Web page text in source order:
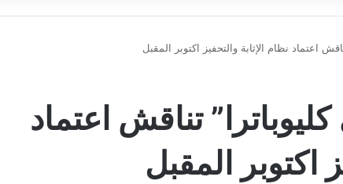
اعتماد نظام الإثابة والتحفيز اكتوبر المقبل
تناقش اعتماد
اكتوبر المقبل